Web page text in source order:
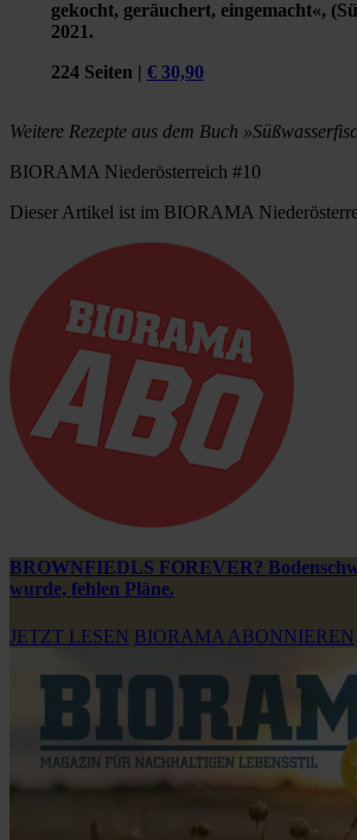
gekocht, geräuchert, eingemacht«,
2021.
224 Seiten | € 30,90
Weitere Rezepte aus dem Buch
BIORAMA Niederösterreich #10
Dieser Artikel ist im BIORAMA
BROWNFIEDLS FOREVER?
wurde, fehlen Pläne.
JETZT LESEN BIORAMA ABONNIEREN